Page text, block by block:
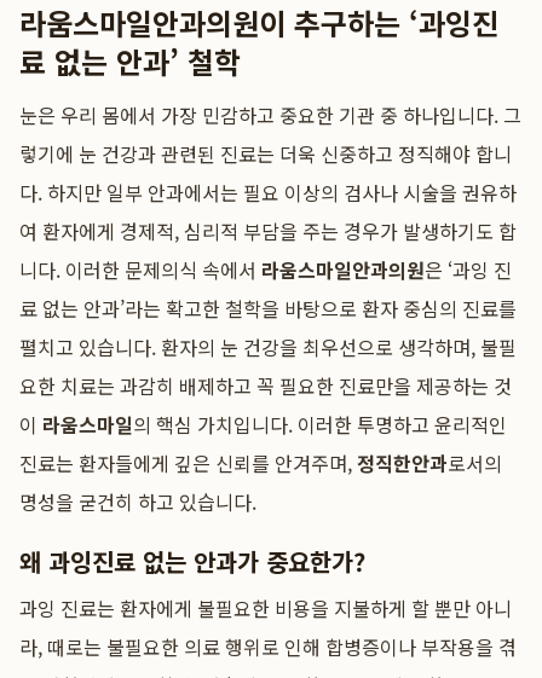
라움스마일안과의원이 추구하는 ‘과잉진
료 없는 안과’ 철학
눈은 우리 몸에서 가장 민감하고 중요한 기관 중 하나입니다. 그
렇기에 눈 건강과 관련된 진료는 더욱 신중하고 정직해야 합니
다. 하지만 일부 안과에서는 필요 이상의 검사나 시술을 권유하
여 환자에게 경제적, 심리적 부담을 주는 경우가 발생하기도 합
니다. 이러한 문제의식 속에서 라움스마일안과의원은 ‘과잉 진
료 없는 안과’라는 확고한 철학을 바탕으로 환자 중심의 진료를
펼치고 있습니다. 환자의 눈 건강을 최우선으로 생각하며, 불필
요한 치료는 과감히 배제하고 꼭 필요한 진료만을 제공하는 것
이 라움스마일의 핵심 가치입니다. 이러한 투명하고 윤리적인
진료는 환자들에게 깊은 신뢰를 안겨주며,정직한안과로서의
명성을 굳건히 하고 있습니다.
왜 과잉진료 없는 안과가 중요한가?
과잉 진료는 환자에게 불필요한 비용을 지불하게 할 뿐만 아니
라, 때로는 불필요한 의료 행위로 인해 합병증이나 부작용을 겪